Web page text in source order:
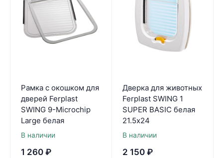
Рамка с окошком для
дверей Ferplast
SWING 9-Microchip
Large белая
В наличии
1 260 ₽
Дверка для животных
Ferplast SWING 1
SUPER BASIC белая
21.5х24
В наличии
2 150 ₽